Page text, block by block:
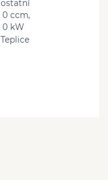
ostatní
0 ccm,
0 kW
Teplice